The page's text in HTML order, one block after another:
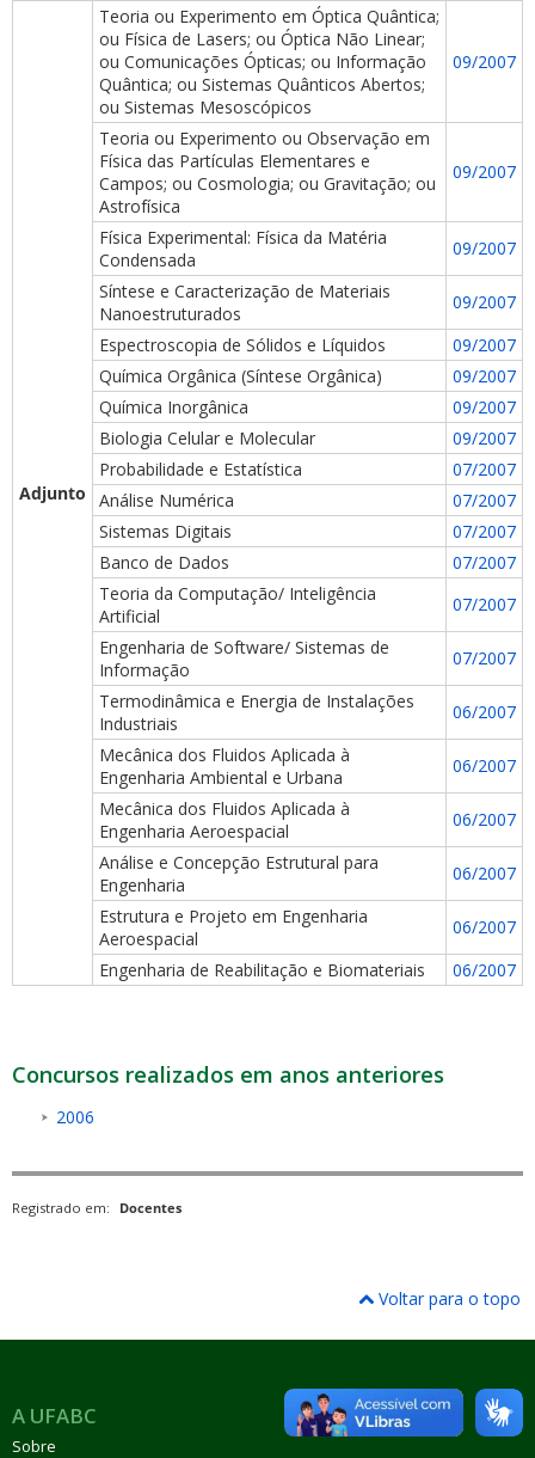
Adjunto
Teoria ou Experimento em Óptica Quântica;
ou Física de Lasers; ou Óptica Não Linear;
ou Comunicações Ópticas; ou Informação
Quântica; ou Sistemas Quânticos Abertos;
ou Sistemas Mesoscópicos
09/2007
Teoria ou Experimento ou Observação em
Física das Partículas Elementares e
Campos; ou Cosmologia; ou Gravitação; ou
Astrofísica
09/2007
Física Experimental: Física da Matéria
Condensada
09/2007
Síntese e Caracterização de Materiais
Nanoestruturados
09/2007
Espectroscopia de Sólidos e Líquidos
09/2007
Química Orgânica (Síntese Orgânica)
09/2007
Química Inorgânica
09/2007
Biologia Celular e Molecular
09/2007
Probabilidade e Estatística
07/2007
Análise Numérica
07/2007
Sistemas Digitais
07/2007
Banco de Dados
07/2007
Teoria da Computação/ Inteligência
Artificial
07/2007
Engenharia de Software/ Sistemas de
Informação
07/2007
Termodinâmica e Energia de Instalações
Industriais
06/2007
Mecânica dos Fluidos Aplicada à
Engenharia Ambiental e Urbana
06/2007
Mecânica dos Fluidos Aplicada à
Engenharia Aeroespacial
06/2007
Análise e Concepção Estrutural para
Engenharia
06/2007
Estrutura e Projeto em Engenharia
Aeroespacial
06/2007
Engenharia de Reabilitação e Biomateriais
06/2007
Concursos realizados em anos anteriores
2006
Registrado em: Docentes
Voltar para o topo
A UFABC
Sobre